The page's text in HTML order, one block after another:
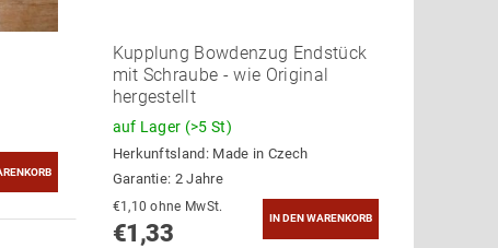
Kupplung Bowdenzug Endstück
mit Schraube - wie Original
hergestellt
auf Lager (>5 St)
Herkunftsland: Made in Czech
Garantie: 2 Jahre
€1,10 ohne MwSt.
€1,33